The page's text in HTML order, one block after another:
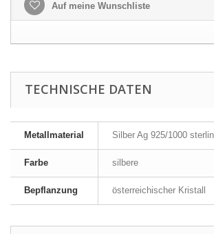
Auf meine Wunschliste
TECHNISCHE DATEN
Metallmaterial Silber Ag 925/1000
Farbe silbere
Bepflanzung österreichischer Kristall